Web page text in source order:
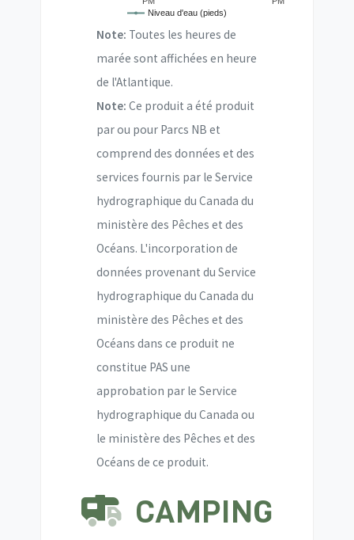
Niveau d'eau (pieds)
Note: Toutes les heures de
marée sont affichées en heure
de l'Atlantique.
Note: Ce produit a été produit
par ou pour Parcs NB et
comprend des données et des
services fournis par le Service
hydrographique du Canada du
ministère des Pêches et des
Océans. L'incorporation de
données provenant du Service
hydrographique du Canada du
ministère des Pêches et des
Océans dans ce produit ne
constitue PAS une
approbation par le Service
hydrographique du Canada ou
le ministère des Pêches et des
Océans de ce produit.
CAMPING